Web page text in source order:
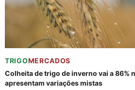
TRIGOMERCADOS
Colheita de trigo de inverno vai a 86%
apresentam variações mistas